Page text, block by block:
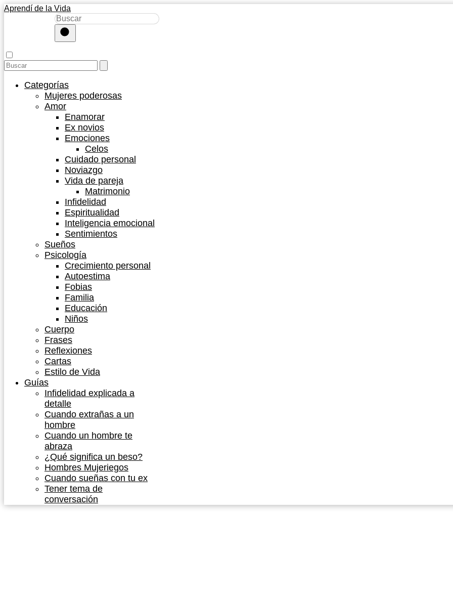
Aprendí de la Vida
Categorías
Mujeres poderosas
Amor
Enamorar
Ex novios
Emociones
Celos
Cuidado personal
Noviazgo
Vida de pareja
Matrimonio
Infidelidad
Espiritualidad
Inteligencia emocional
Sentimientos
Sueños
Psicología
Crecimiento personal
Autoestima
Fobias
Familia
Educación
Niños
Cuerpo
Frases
Reflexiones
Cartas
Estilo de Vida
Guías
Infidelidad explicada a
detalle
Cuando extrañas a un
hombre
Cuando un hombre te
abraza
¿Qué significa un beso?
Hombres Mujeriegos
Cuando sueñas con tu ex
Tener tema de
conversación